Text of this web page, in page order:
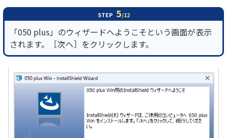
STEP 5/12
「050 plus」のウィザードへようこそという画面が表示
されます。［次へ］をクリックします。